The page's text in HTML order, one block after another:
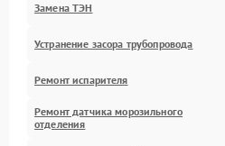
Замена ТЭН
Устранение засора трубопровода
Ремонт испарителя
Ремонт датчика морозильного
отделения